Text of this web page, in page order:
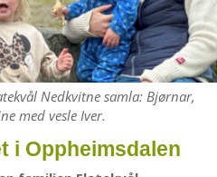
Nedkvitne samla: Bjørnar,
med vesle Iver.
i Oppheimsdalen